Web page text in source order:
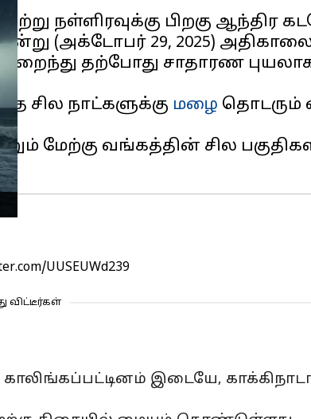
நள்ளிரவுக்கு பிறகு ஆந்திர
(அக்டோபர் 29, 2025)
தற்போது சாதாரண புயலாக
சில நாட்களுக்கு மழை தொடரும்
மேற்கு வங்கத்தின் சில
UUSEUWd239
விட்டீர்கள்
இடையே,